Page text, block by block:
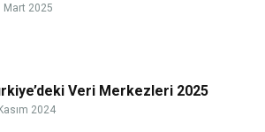
Mart 2025
Veri Merkezleri 2025
2024